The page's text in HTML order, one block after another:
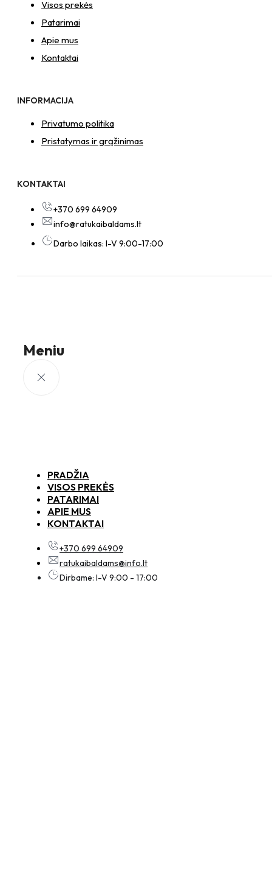
Visos prekės
Patarimai
Apie mus
Kontaktai
INFORMACIJA
Privatumo politika
Pristatymas ir grąžinimas
KONTAKTAI
+370 699 64909
info@ratukaibaldams.lt
Darbo laikas: I-V 9:00-17:00
Meniu
PRADŽIA
VISOS PREKĖS
PATARIMAI
APIE MUS
KONTAKTAI
+370 699 64909
ratukaibaldams@info.lt
Dirbame: I-V 9:00 - 17:00